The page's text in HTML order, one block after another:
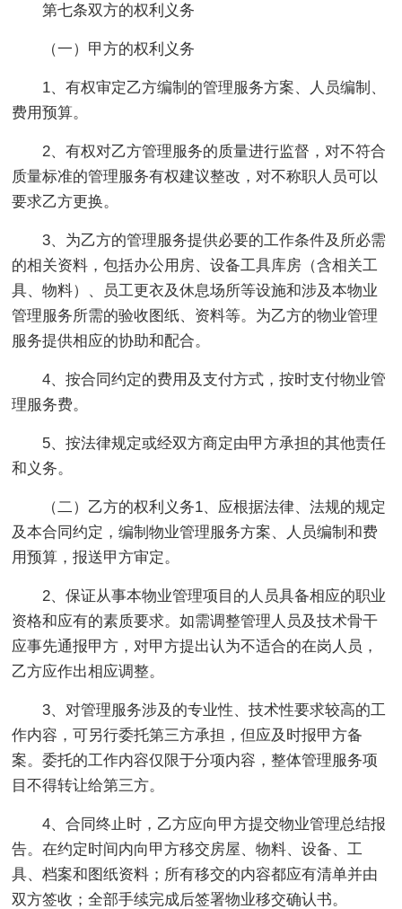
第七条双方的权利义务
（一）甲方的权利义务
1、有权审定乙方编制的管理服务方案、人员编制、
费用预算。
2、有权对乙方管理服务的质量进行监督，对不符合
质量标准的管理服务有权建议整改，对不称职人员可以
要求乙方更换。
3、为乙方的管理服务提供必要的工作条件及所必需
的相关资料，包括办公用房、设备工具库房（含相关工
具、物料）、员工更衣及休息场所等设施和涉及本物业
管理服务所需的验收图纸、资料等。为乙方的物业管理
服务提供相应的协助和配合。
4、按合同约定的费用及支付方式，按时支付物业管
理服务费。
5、按法律规定或经双方商定由甲方承担的其他责任
和义务。
（二）乙方的权利义务1、应根据法律、法规的规定
及本合同约定，编制物业管理服务方案、人员编制和费
用预算，报送甲方审定。
2、保证从事本物业管理项目的人员具备相应的职业
资格和应有的素质要求。如需调整管理人员及技术骨干
应事先通报甲方，对甲方提出认为不适合的在岗人员，
乙方应作出相应调整。
3、对管理服务涉及的专业性、技术性要求较高的工
作内容，可另行委托第三方承担，但应及时报甲方备
案。委托的工作内容仅限于分项内容，整体管理服务项
目不得转让给第三方。
4、合同终止时，乙方应向甲方提交物业管理总结报
告。在约定时间内向甲方移交房屋、物料、设备、工
具、档案和图纸资料；所有移交的内容都应有清单并由
双方签收；全部手续完成后签署物业移交确认书。